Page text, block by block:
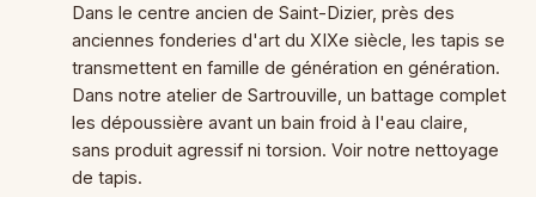
Dans le centre ancien de Saint-Dizier, près des
anciennes fonderies d'art du XIXe siècle, les tapis se
transmettent en famille de génération en génération.
Dans notre atelier de Sartrouville, un battage complet
les dépoussière avant un bain froid à l'eau claire,
sans produit agressif ni torsion. Voir notre nettoyage
de tapis.